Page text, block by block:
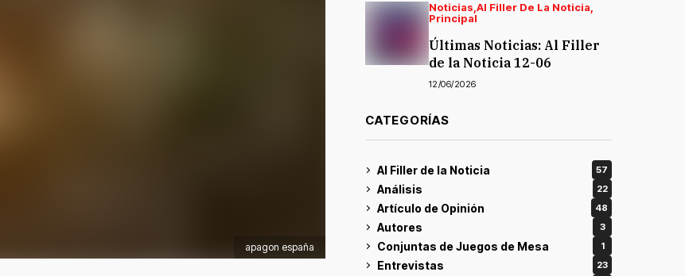
apagon españa
Noticias Al Filler De La Noticia
Principal
Últimas Noticias: Al Filler
de la Noticia 12-06
12/06/2026
CATEGORÍAS
Al Filler de la Noticia 57
Análisis 22
Artículo de Opinión 48
Autores 3
Conjuntas de Juegos de Mesa 1
Entrevistas 23